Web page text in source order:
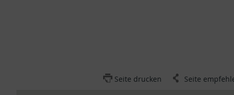
Seite drucken Seite